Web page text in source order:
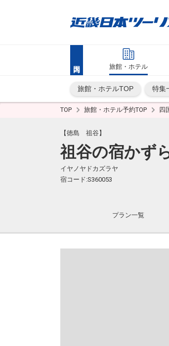
旅館・ホテル
旅館・ホテルTOP 特集
TOP 旅館・ホテル予約TOP 四
【徳島 祖谷】
祖谷の宿かず
イヤノヤドカズラヤ
宿コード:S360053
プラン一覧